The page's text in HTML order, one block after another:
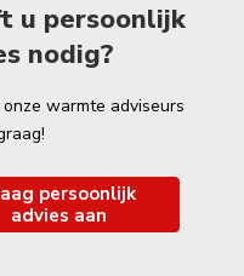
u persoonlijk
nodig?
onze warmte adviseurs
persoonlijk
advies aan